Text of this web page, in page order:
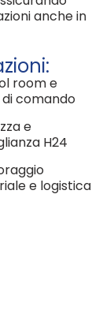
anche in
room e
comando
e
H24
e logistica